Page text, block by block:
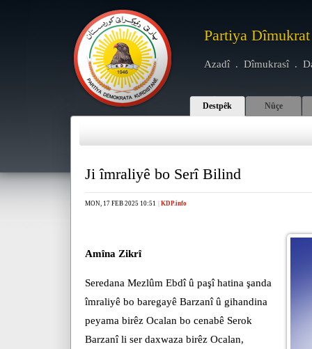
Destpêk Nûçe
Partiya
Azadî . Dîmukrasî .
Ji îmraliyê bo Serî Bilind
MON, 17 FEB 2025 10:51 KDP.info
Amîna Zikrî
Seredana Mezlûm Ebdî û paşî hatina şanda
îmraliyê bo baregayê Barzanî û gihandina
peyama birêz Ocalan bo cenabê Serok
Barzanî li ser daxwaza birêz Ocalan,